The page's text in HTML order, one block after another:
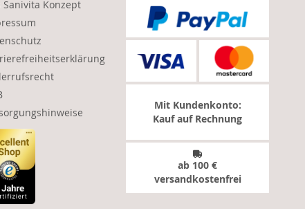
Sanivita Konzept
Mit Kundenkonto:
Kauf auf Rechnung
ab 100 €
versandkostenfrei